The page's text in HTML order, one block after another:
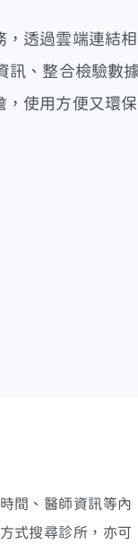
，透過雲端連
訊、整合檢驗
，使用方便又
間、醫師資訊等內
式搜尋診所，亦可